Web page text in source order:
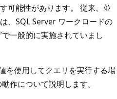
可能性があります。 従来、並
、SQL Server ワークロードの
一般的に実施されていまし
を使用してクエリを実行する場
作について説明します。